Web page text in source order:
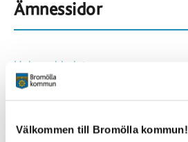
Välkommen till Bromölla kommun!
Ämnessidor
Hela webbplatsen